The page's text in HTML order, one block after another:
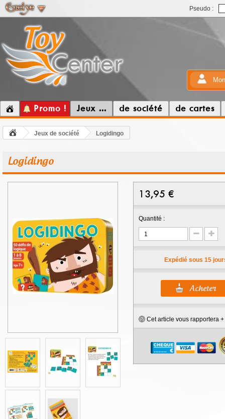
Pseudo :
Promo ! Jeux ... de société de cartes
Jeux de société Logidingo
Logidingo
13,95 €
Quantité :
Expédié sous 15
Cet article vous rapportera +